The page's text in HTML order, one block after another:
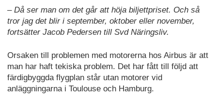
– Då ser man om det går att höja biljettpriset. Och så
tror jag det blir i september, oktober eller november,
fortsätter Jacob Pedersen till Svd Näringsliv.
Orsaken till problemen med motorerna hos Airbus är att
man har haft tekiska problem. Det har fått till följd att
färdigbyggda flygplan står utan motorer vid
anläggningarna i Toulouse och Hamburg.